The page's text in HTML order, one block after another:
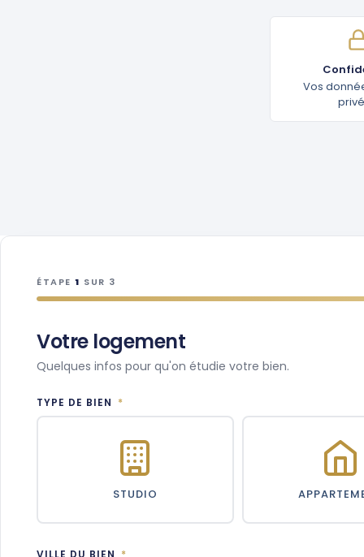
Vos
ÉTAPE 1 SUR 3
Votre logement
Quelques infos pour qu'on étudie votre bien.
TYPE DE BIEN *
STUDIO
VILLE DU BIEN *